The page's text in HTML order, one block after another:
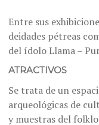
Entre sus
deidades pétreas
del ídolo Llama –
ATRACTIVOS
Se trata de un
arqueológicas de
y muestras del